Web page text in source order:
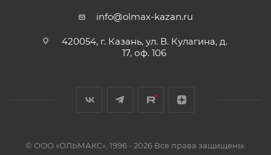
info@olmax-kazan.ru
420054, г. Казань, ул. В. Кулагина, д.
17, оф. 106
© ООО «ОЛЬМАКС», 1996 - 2026 Все права защищены.